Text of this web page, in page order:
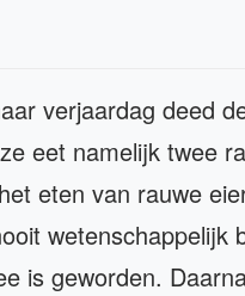
verjaardag deed
eet namelijk twee
eten van rauwe
wetenschappelijk
is geworden.